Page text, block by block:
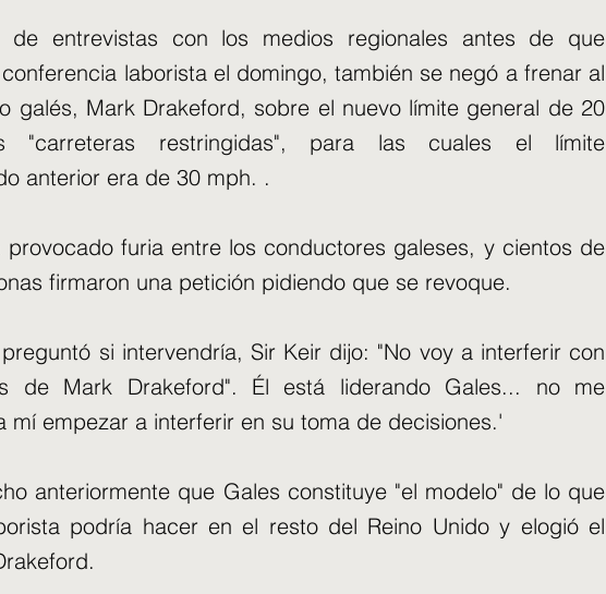
de entrevistas con los medios regionales antes de que
laborista el domingo, también se negó a frenar al
galés, Mark Drakeford, sobre el nuevo límite general de 20
restringidas", para las cuales el límite
anterior era de 30 mph. .
provocado furia entre los conductores galeses, y cientos de
firmaron una petición pidiendo que se revoque.
si intervendría, Sir Keir dijo: "No voy a interferir con
de Mark Drakeford". Él está liderando Gales... no me
mí empezar a interferir en su toma de decisiones.'
anteriormente que Gales constituye "el modelo" de lo que
podría hacer en el resto del Reino Unido y elogió el